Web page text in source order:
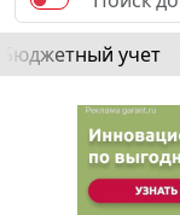
Бюджетный учет